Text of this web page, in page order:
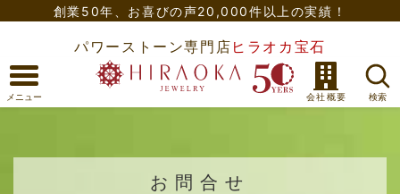
創業50年、 お喜びの声20,000件以上の実績！
パワーストーン専門店 ヒラオカ宝石
お問合せ